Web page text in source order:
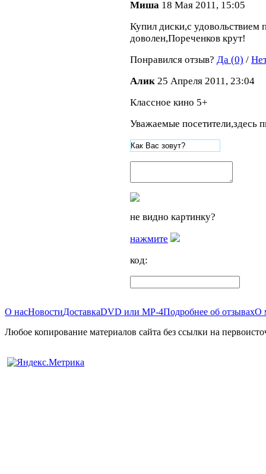
Миша 18 Мая 2011, 15:05
Купил диски,с удовольствием
доволен,Пореченков крут!
Понравился отзыв? Да (0) /
Алик 25 Апреля 2011, 23:04
Классное кино 5+
Уважаемые посетители,здесь
не видно картинку?
нажмите
код:
О насНовостиДоставкаDVD или MP-4Подробнее об отзывахО
Любое копирование материалов сайта без ссылки на